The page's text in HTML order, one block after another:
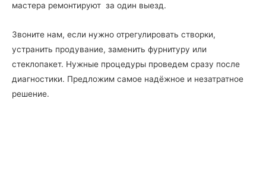
мастера ремонтируют за один выезд.
Звоните нам, если нужно отрегулировать створки,
устранить продувание, заменить фурнитуру или
стеклопакет. Нужные процедуры проведем сразу после
диагностики. Предложим самое надёжное и незатратное
решение.